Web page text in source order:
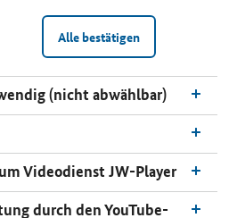
Alle bestätigen
(nicht abwählbar)
Videodienst JW-Player
durch den YouTube-